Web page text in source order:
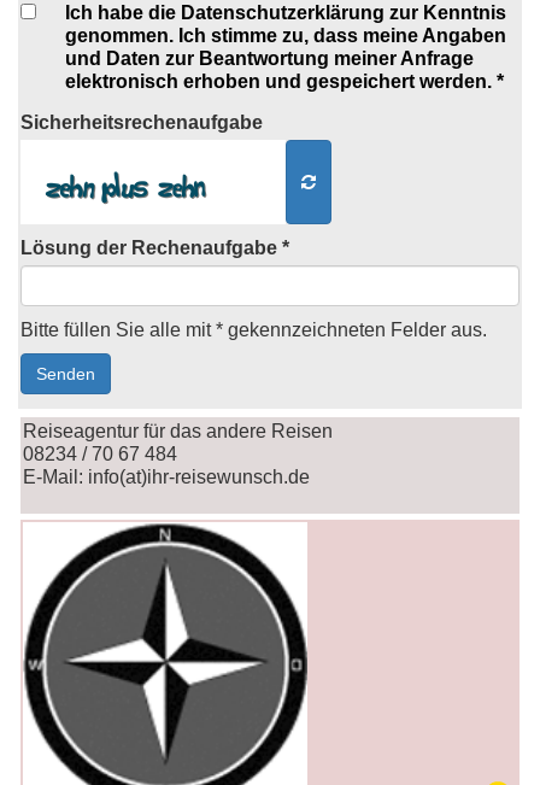
Ich habe die Datenschutzerklärung zur Kenntnis
genommen. Ich stimme zu, dass meine Angaben
und Daten zur Beantwortung meiner Anfrage
elektronisch erhoben und gespeichert werden. *
Sicherheitsrechenaufgabe
Lösung der Rechenaufgabe *
Bitte füllen Sie alle mit * gekennzeichneten Felder aus.
Reiseagentur für das andere Reisen
08234 / 70 67 484
E-Mail: info(at)ihr-reisewunsch.de